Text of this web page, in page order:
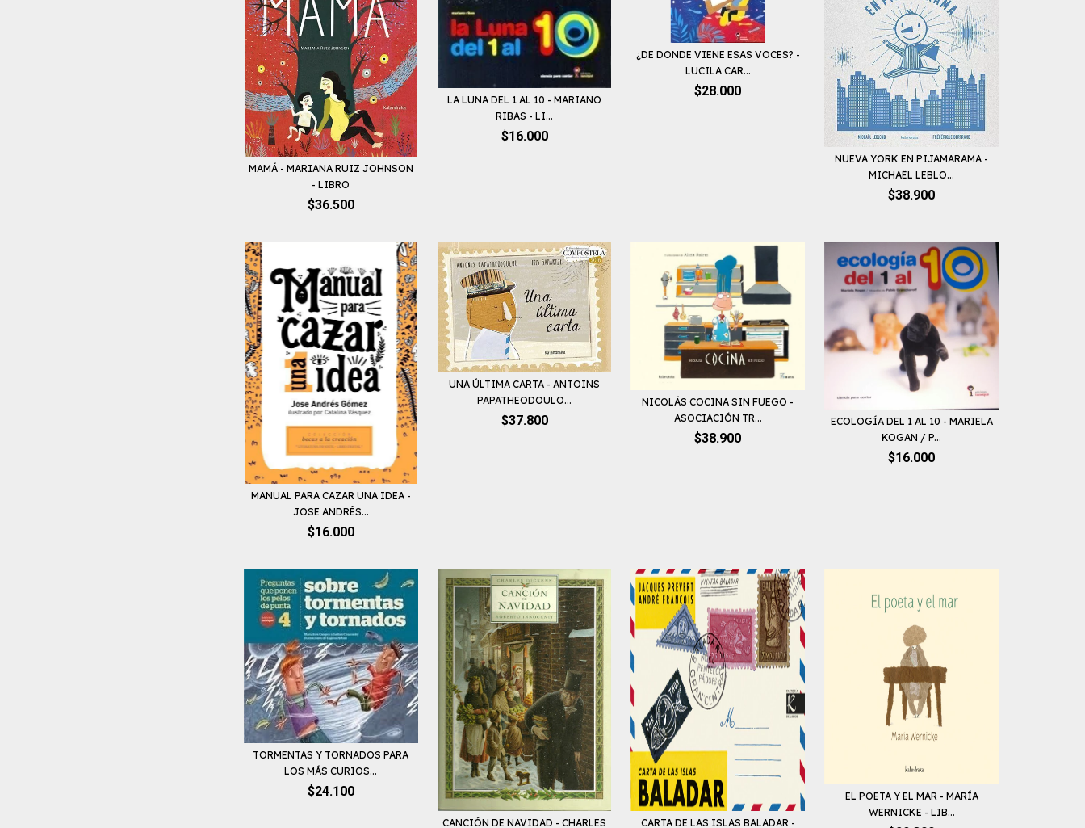
MAMÁ - MARIANA RUIZ JOHNSON
- LIBRO
$36.500
LA LUNA DEL 1 AL 10 - MARIANO
RIBAS - LI...
$16.000
¿DE DONDE VIENE ESAS VOCES? -
LUCILA CAR...
$28.000
NUEVA YORK EN PIJAMARAMA -
MICHAËL LEBLO...
$38.900
MANUAL PARA CAZAR UNA IDEA -
JOSE ANDRÉS...
$16.000
UNA ÚLTIMA CARTA - ANTOINS
PAPATHEODOULO...
$37.800
NICOLÁS COCINA SIN FUEGO -
ASOCIACIÓN TR...
$38.900
ECOLOGÍA DEL 1 AL 10 - MARIELA
KOGAN / P...
$16.000
TORMENTAS Y TORNADOS PARA
LOS MÁS CURIOS...
$24.100
CANCIÓN DE NAVIDAD - CHARLES
CARTA DE LAS ISLAS BALADAR -
EL POETA Y EL MAR - MARÍA
WERNICKE - LIB...